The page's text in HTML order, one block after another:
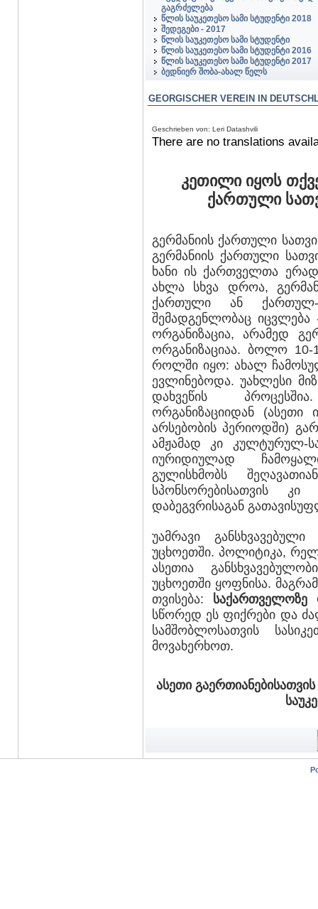
გაგრძელება
წლის საუკეთესო სამი სტუდენტი 2018
შედეგები - 2017
წლის საუკეთესო სამი სტუდენტი
წლის საუკეთესო სამი სტუდენტი 2016
წლის საუკეთესო სამი სტუდენტი 2017
ბედნიერ შობა-ახალ წელს
GEORGISCHER VEREIN IN
Geschrieben von: Leri Datashvili
There are no translations
კეთილი იყოს
ქართული
გერმანიის ქართული
გერმანიის ქართული
ხანი ის ქართველთა
ახლა სხვა დროა,
ქართული ან ქართულ-
შემადგენლობაც
ორგანიზაცია, არამედ
ორგანიზაციაა. ბოლო
როლში იყო: ახალ
ევლინებოდა. უახლესი
დახვეწის
ორგანიზაციიდან (ასეთი
არსებობის პერიოდში)
ამჟამად კი კულტურულ-
იურიდიულად
გულისხმობს
სპონსორებისათვის
დაბეგვრისაგან
უამრავი
უცხოეთში. პოლიტიკა,
ასეთია
უცხოეთში ყოფნისა.
თვისება: საქართველოზე
სწორედ ეს ფიქრები და
სამშობლოსათვის
მოვახერხოთ.
ასეთი